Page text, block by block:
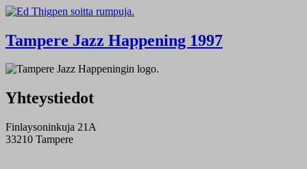
Tampere Jazz Happening 1997
Yhteystiedot
Finlaysoninkuja 21A
33210 Tampere